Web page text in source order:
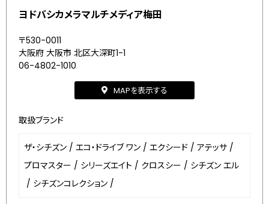
ヨドバシカメラマルチメディア梅田
〒530-0011
大阪府 大阪市 北区大深町1-1
06-4802-1010
MAPを表示する
取扱ブランド
ザ・シチズン / エコ・ドライブ ワン / エクシード / アテッサ /
プロマスター / シリーズエイト / クロスシー / シチズン エル
/ シチズンコレクション /